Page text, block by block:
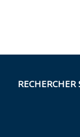
RECHERCHER